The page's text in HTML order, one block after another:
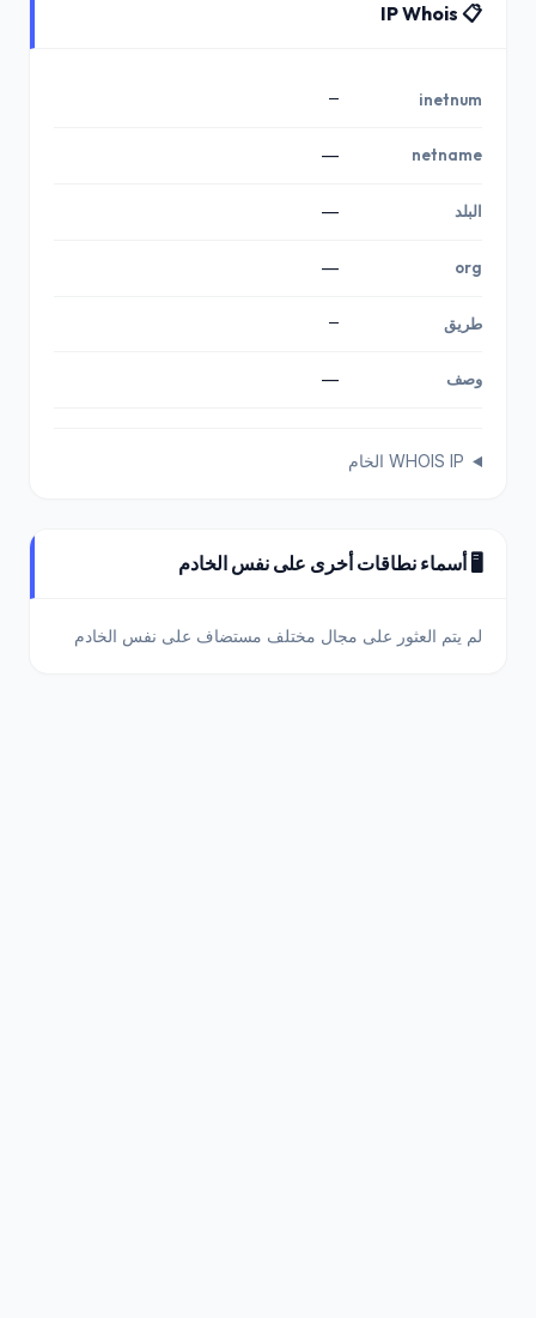
📋 IP Whois
inetnum
—
netname
—
البلد —
org
—
طريق —
وصف —
WHOIS IP الخام
🖥️ أسماء نطاقات أخرى على نفس الخادم
لم يتم العثور على مجال مختلف مستضاف على نفس الخادم